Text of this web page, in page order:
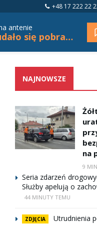
+48 17 222 22
antenie
Nie udało się pobrać tytułu.
NAJNOWSZE
na
9
Seria zdarzeń
Służby apelują o
44 MINUTY TEMU
ZDJĘCIA
Utrudnienia